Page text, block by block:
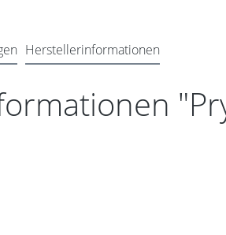
Herstellerinformationen